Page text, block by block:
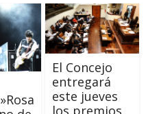
El Concejo
entregará
este jueves